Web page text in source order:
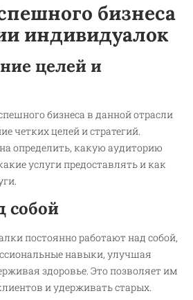
бизнеса
индивидуалок
целей и
бизнеса в данной отрасли
четких целей и стратегий.
определить, какую аудиторию
услуги предоставлять и как
собой
постоянно работают над собой,
навыки, улучшая
здоровье. Это позволяет им
и удерживать старых.